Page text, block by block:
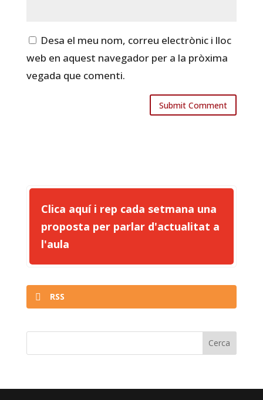
Desa el meu nom, correu electrònic i lloc
web en aquest navegador per a la pròxima
vegada que comenti.
Clica aquí i rep cada setmana una
proposta per parlar d'actualitat a
l'aula
RSS